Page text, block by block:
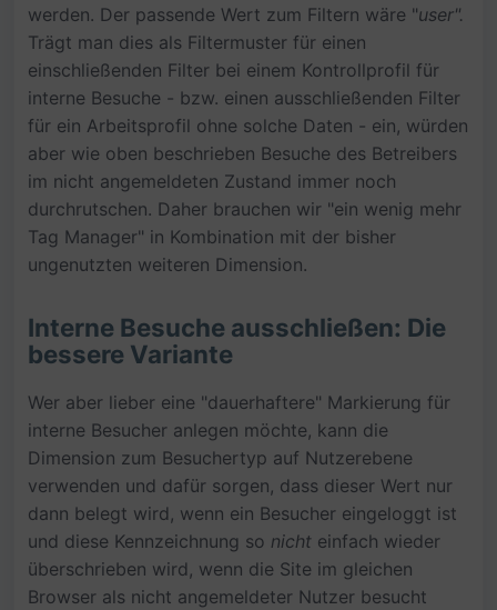
werden. Der passende Wert zum Filtern wäre "user".
Trägt man dies als Filtermuster für einen
einschließenden Filter bei einem Kontrollprofil für
interne Besuche - bzw. einen ausschließenden Filter
für ein Arbeitsprofil ohne solche Daten - ein, würden
aber wie oben beschrieben Besuche des Betreibers
im nicht angemeldeten Zustand immer noch
durchrutschen. Daher brauchen wir "ein wenig mehr
Tag Manager" in Kombination mit der bisher
ungenutzten weiteren Dimension.
Interne Besuche ausschließen: Die
bessere Variante
Wer aber lieber eine "dauerhaftere" Markierung für
interne Besucher anlegen möchte, kann die
Dimension zum Besuchertyp auf Nutzerebene
verwenden und dafür sorgen, dass dieser Wert nur
dann belegt wird, wenn ein Besucher eingeloggt ist
und diese Kennzeichnung so nicht einfach wieder
überschrieben wird, wenn die Site im gleichen
Browser als nicht angemeldeter Nutzer besucht